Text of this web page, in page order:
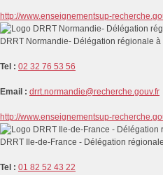
http://www.enseignementsup-
DRRT Normandie- Délégation régionale
Tel : 02 32 76 53 56
Email : drrt.normandie@recherche.gouv.fr
http://www.enseignementsup-
DRRT Ile-de-France - Délégation
Tel : 01 82 52 43 22